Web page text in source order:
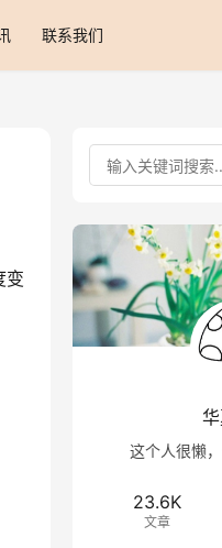
联系我们
变
这个人很懒
23.6K
文章